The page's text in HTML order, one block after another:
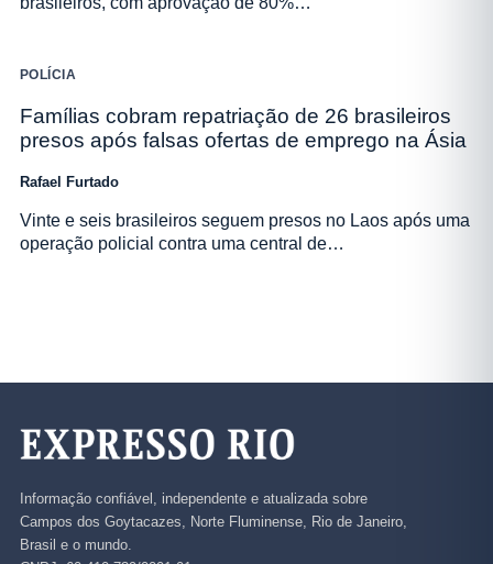
POLÍCIA
Famílias cobram repatriação de 26 brasileiros
presos após falsas ofertas de emprego na Ásia
Rafael Furtado
Vinte e seis brasileiros seguem presos no Laos após uma
operação policial contra uma central de…
Informação confiável, independente e atualizada sobre
Campos dos Goytacazes, Norte Fluminense, Rio de Janeiro,
Brasil e o mundo.